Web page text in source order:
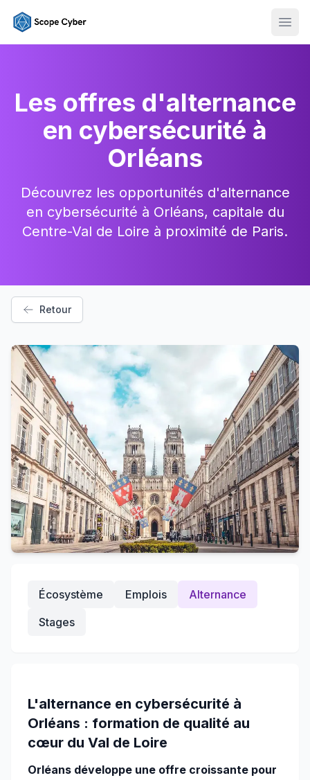
Les offres d'alternance
en cybersécurité à
Orléans
Découvrez les opportunités d'alternance
en cybersécurité à Orléans, capitale du
Centre-Val de Loire à proximité de Paris.
Retour
Écosystème Emplois
Alternance
Stages
L'alternance en cybersécurité à
Orléans : formation de qualité au
cœur du Val de Loire
Orléans développe une offre croissante pour